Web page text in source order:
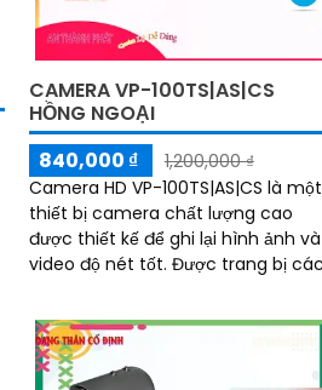
CAMERA VP-100TS|AS|CS
HỒNG NGOẠI
840,000 ₫
1,200,000 ₫
Camera HD VP-100TS|AS|CS là một
thiết bị camera chất lượng cao
được thiết kế để ghi lại hình ảnh và
video độ nét tốt. Được trang bị các
tiên tiến,...